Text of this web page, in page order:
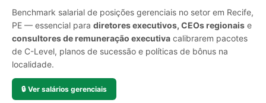
Benchmark salarial de posições gerenciais no setor em Recife,
PE — essencial para diretores executivos, CEOs regionais e
consultores de remuneração executiva calibrarem pacotes
de C-Level, planos de sucessão e políticas de bônus na
localidade.
🔒 Ver salários gerenciais